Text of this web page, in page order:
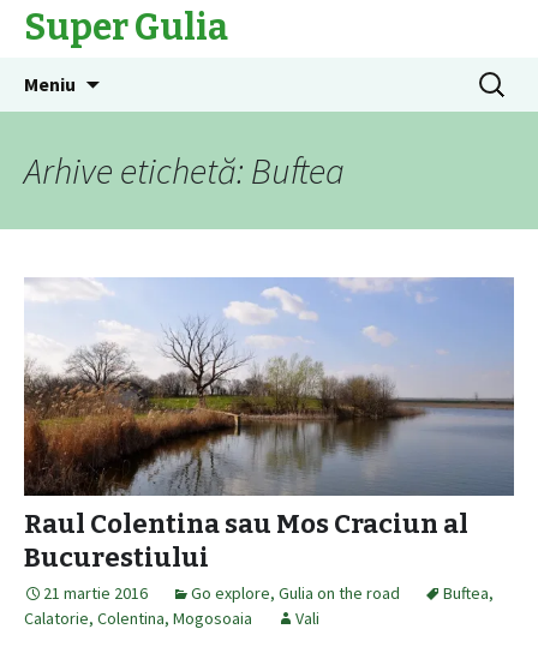
Super Gulia
Meniu
Caută
după:
Arhive etichetă: Buftea
Raul Colentina sau Mos Craciun al
Bucurestiului
21 martie 2016 Go explore, Gulia on the road Buftea,
Calatorie, Colentina, Mogosoaia Vali